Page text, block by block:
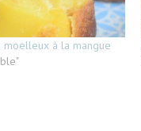
moelleux à la mangue